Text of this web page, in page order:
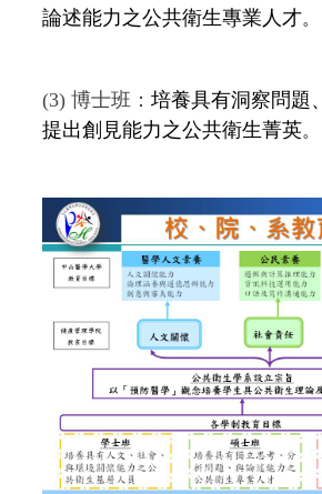
論述能力之公共衛生專業人才。
(3) 博士班： 培養具有洞察問題
提出創見能力之公共衛生菁英。